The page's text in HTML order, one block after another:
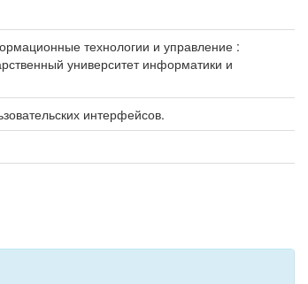
технологии и управление :
университет информатики и
интерфейсов.